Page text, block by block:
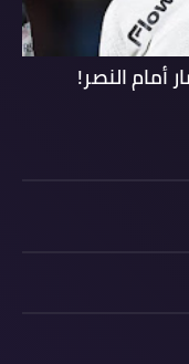
أمام النصر!